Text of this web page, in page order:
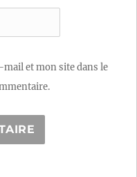
et mon site dans le